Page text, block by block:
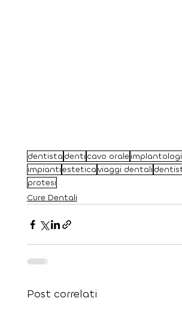
dentista denticavo orale
impiantiesteticaviaggi dentali
protesi
Cure Dentali
Post correlati